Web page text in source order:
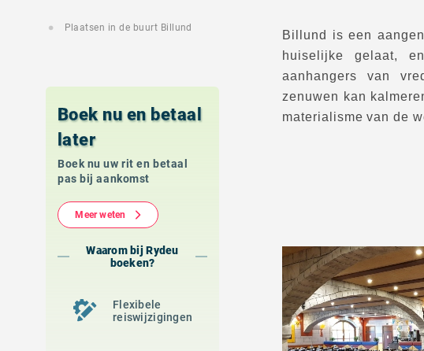
Plaatsen in de buurt Billund
Boek nu en betaal
later
Boek nu uw rit en betaal
pas bij aankomst
Meer weten
Waarom bij Rydeu
boeken?
Flexibele
reiswijzigingen
Billund is een
huiselijke gelaat,
aanhangers van
zenuwen kan
materialisme van de